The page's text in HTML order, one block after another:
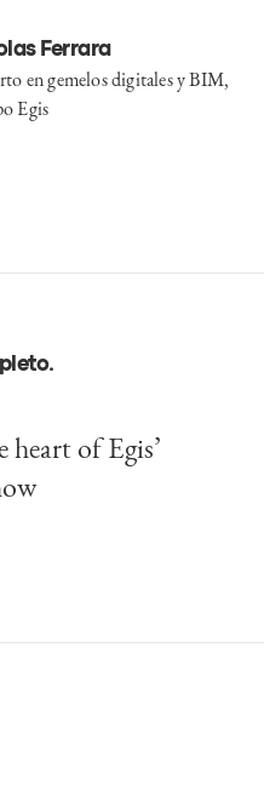
Ferrara
en gemelos digitales y BIM,
Egis
.
of Egis’